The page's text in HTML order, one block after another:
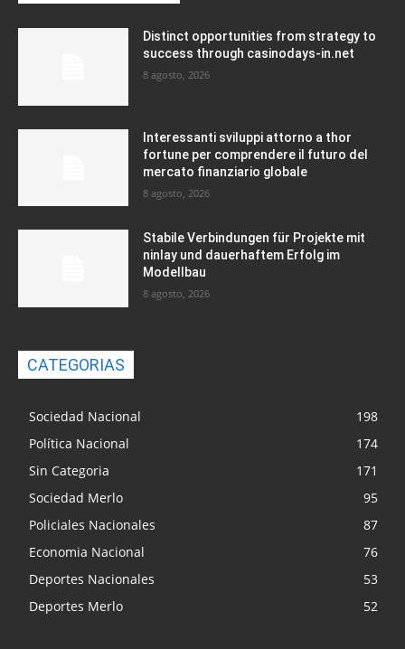
Distinct opportunities from strategy to
success through casinodays-in.net
8 agosto, 2026
Interessanti sviluppi attorno a thor
fortune per comprendere il futuro del
mercato finanziario globale
8 agosto, 2026
Stabile Verbindungen für Projekte mit
ninlay und dauerhaftem Erfolg im
Modellbau
8 agosto, 2026
CATEGORIAS
Sociedad Nacional
198
Política Nacional
174
Sin Categoria
171
Sociedad Merlo
95
Policiales Nacionales
87
Economia Nacional
76
Deportes Nacionales
53
Deportes Merlo
52